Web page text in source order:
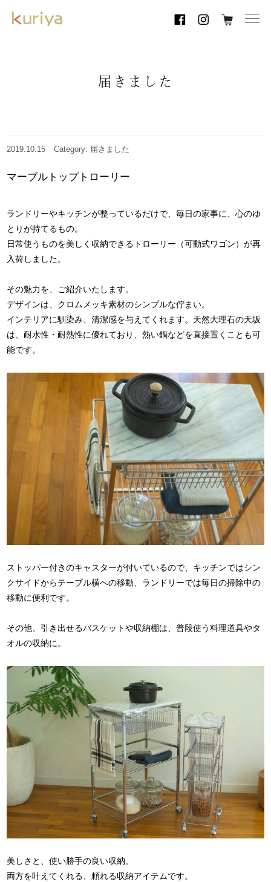
届きました
2019.10.15 Category: 届きました
マーブルトップトローリー
ランドリーやキッチンが整っているだけで、毎日の家事に、心のゆ
とりが持てるもの。
日常使うものを美しく収納できるトローリー（可動式ワゴン）が再
入荷しました。
その魅力を、ご紹介いたします。
デザインは、クロムメッキ素材のシンプルな佇まい。
インテリアに馴染み、清潔感を与えてくれます。天然大理石の天坂
は、耐水性・耐熱性に優れており、熱い鍋などを直接置くことも可
能です。
ストッパー付きのキャスターが付いているので、キッチンではシン
クサイドからテーブル横への移動、ランドリーでは毎日の掃除中の
移動に便利です。
その他、引き出せるバスケットや収納棚は、普段使う料理道具やタ
オルの収納に。
美しさと、使い勝手の良い収納。
両方を叶えてくれる、頼れる収納アイテムです。